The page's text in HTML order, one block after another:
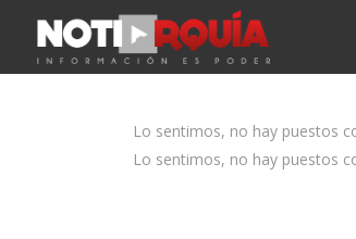
Lo sentimos, no hay puestos
Lo sentimos, no hay puestos